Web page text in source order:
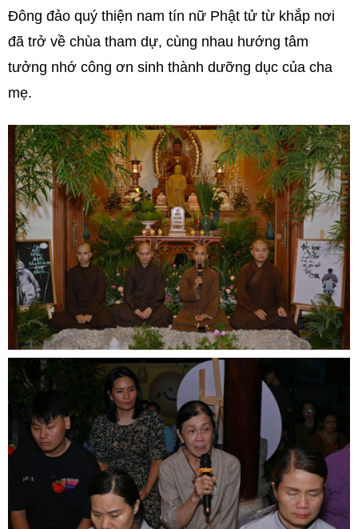
Đông đảo quý thiện nam tín nữ Phật tử từ khắp nơi
đã trở về chùa tham dự, cùng nhau hướng tâm
tưởng nhớ công ơn sinh thành dưỡng dục của cha
mẹ.